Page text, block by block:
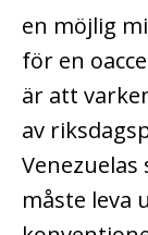
en möjlig
för en
är att
av
Venezuelas
måste leva